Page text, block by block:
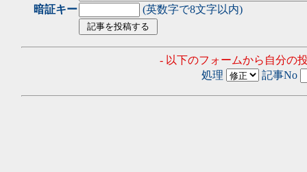
暗証キー
(英数字で8文字以内)
- 以下のフォームから自分の
処理
記事No